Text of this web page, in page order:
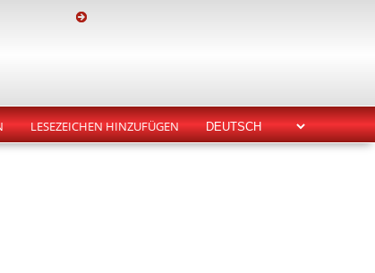
LESEZEICHEN HINZUFÜGEN